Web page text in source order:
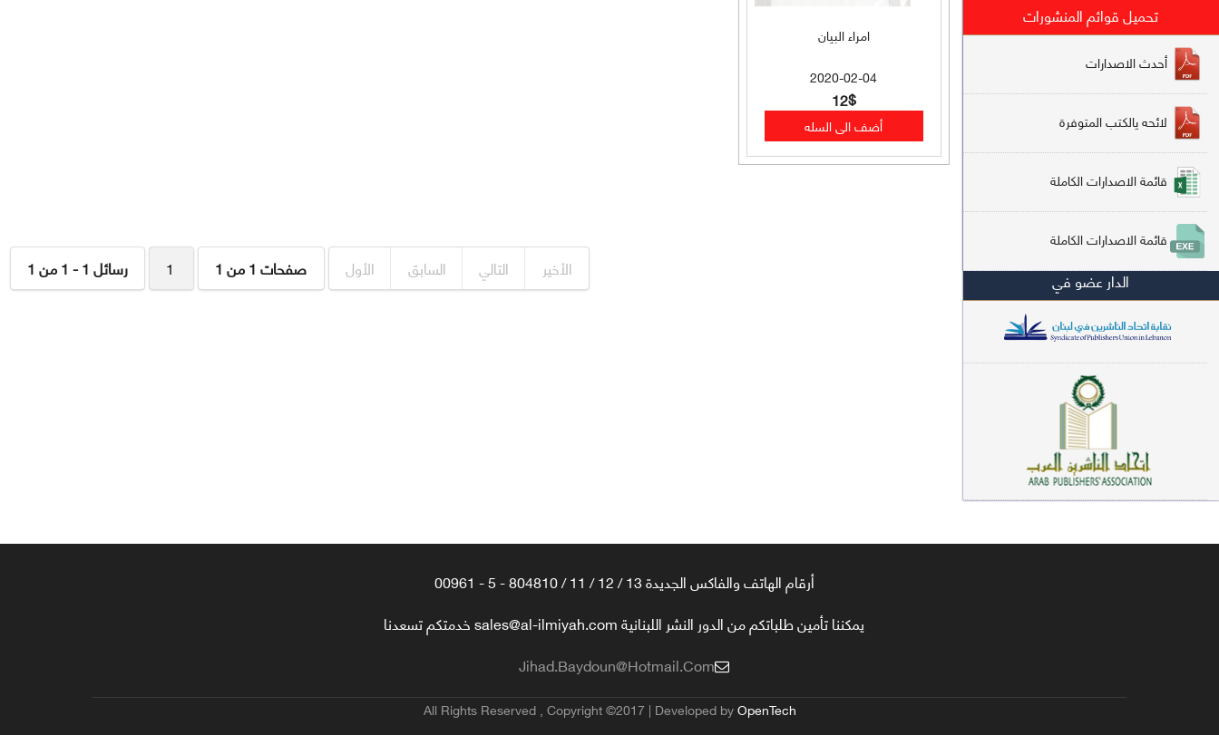
تاريخ (138)
فقه شافعي (132)
فقه حنفي (113)
فقه مالكي (112)
تفسير قرآن (106)
علم كلام (96)
أخلاق وتصوف (91)
سير وتراجم (90)
معاجم لغوية (89)
سيرة نبوية وتصوف (81)
دراسات إسلامية (75)
شعر (72)
علوم قرآن (66)
فقه عام وأحكام فقهية (62)
تحميل قوائم المنشورات
أحدث الاصدارات
لائحه يالكتب المتوفرة
قائمة الاصدارات الكاملة
قائمة الاصدارات الكاملة
الدار عضو في
امراء البيان
2020-02-04
12$
رسائل 1 - 1 من 1 1 صفحات 1 من 1 الأول السابق التالي الأخير
أرقام الهاتف والفاكس الجديدة 13 / 12 / 11 / 804810 - 5 - 00961
يمكننا تأمين طلباتكم من الدور النشر اللبنانية sales@al-ilmiyah.com خدمتكم تسعدنا
Jihad.baydoun@hotmail.com
All Rights Reserved , Copyright ©2017 | Developed byOpenTech